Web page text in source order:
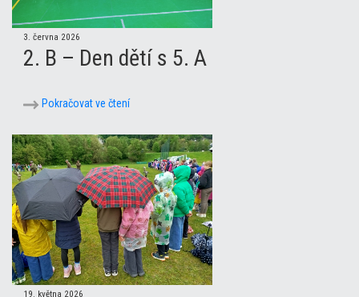
3. června 2026
2. B – Den dětí s 5. A
Pokračovat ve čtení
19. května 2026